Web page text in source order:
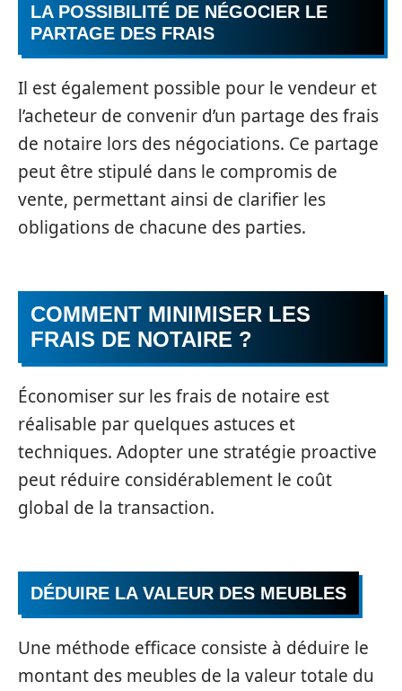
LA POSSIBILITÉ DE NÉGOCIER LE
PARTAGE DES FRAIS
Il est également possible pour le vendeur et
l’acheteur de convenir d’un partage des frais
de notaire lors des négociations. Ce partage
peut être stipulé dans le compromis de
vente, permettant ainsi de clarifier les
obligations de chacune des parties.
COMMENT MINIMISER LES
FRAIS DE NOTAIRE ?
Économiser sur les frais de notaire est
réalisable par quelques astuces et
techniques. Adopter une stratégie proactive
peut réduire considérablement le coût
global de la transaction.
DÉDUIRE LA VALEUR DES MEUBLES
Une méthode efficace consiste à déduire le
montant des meubles de la valeur totale du